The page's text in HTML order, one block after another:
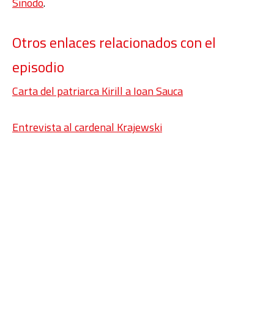
Otros enlaces relacionados con el
episodio
Carta del patriarca Kirill a Ioan Sauca
Entrevista al cardenal Krajewski